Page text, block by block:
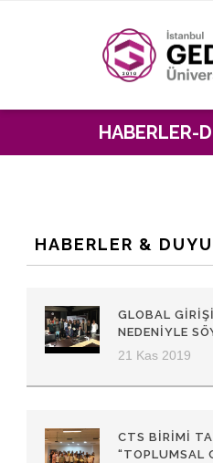
HABERLER-
HABERLER &
GLOBAL
NEDENIYLE
21 Kas 2019
CTS BIRIMI
“TOPLUMSAL